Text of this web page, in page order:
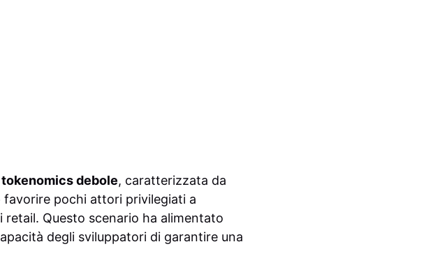
tokenomics debole, caratterizzata da
pochi attori privilegiati a
Questo scenario ha alimentato
degli sviluppatori di garantire una